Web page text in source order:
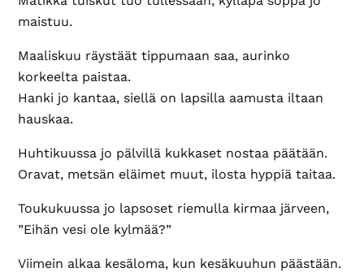
maistuu.
Maaliskuu räystäät tippumaan saa, aurinko
korkeelta paistaa.
Hanki jo kantaa, siellä on lapsilla aamusta iltaan
hauskaa.
Huhtikuussa jo pälvillä kukkaset nostaa päätään.
Oravat, metsän eläimet muut, ilosta hyppiä taitaa.
Toukukuussa jo lapsoset riemulla kirmaa järveen,
”Eihän vesi ole kylmää?”
Viimein alkaa kesäloma, kun kesäkuuhun päästään.